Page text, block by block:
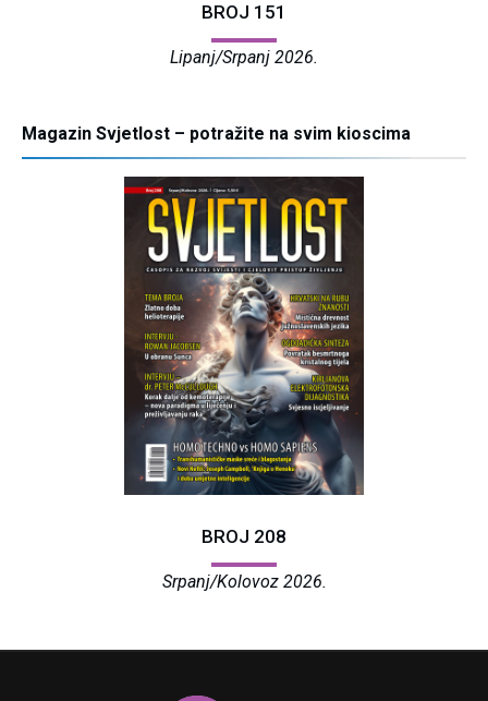
BROJ 151
Lipanj/Srpanj 2026.
Magazin Svjetlost – potražite na svim kioscima
BROJ 208
Srpanj/Kolovoz 2026.